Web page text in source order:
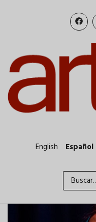
English Español